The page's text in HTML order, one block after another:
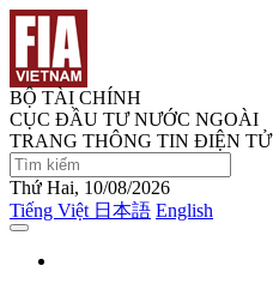
BỘ TÀI CHÍNH
CỤC ĐẦU TƯ NƯỚC NGOÀI
TRANG THÔNG TIN ĐIỆN TỬ
Thứ Hai, 10/08/2026
Tiếng Việt 日本語 English